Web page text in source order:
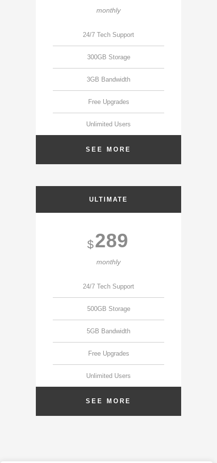
monthly
24/7 Tech Support
300GB Storage
3GB Bandwidth
Free Upgrades
Unlimited Users
SEE MORE
ULTIMATE
$289
monthly
24/7 Tech Support
500GB Storage
5GB Bandwidth
Free Upgrades
Unlimited Users
SEE MORE